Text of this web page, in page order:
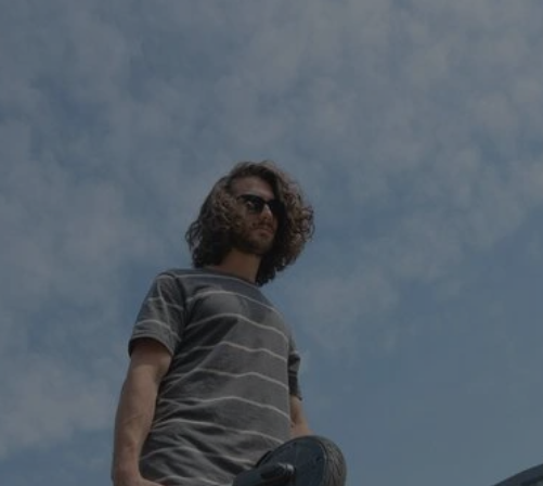
zabezpieczone, jak poruszać się przez witrynę
internetową lub interakcji z jej usług.
30 minut
Ten plik cookie służy do rozróżniania ludzi i botów.
Jest to korzystne dla strony internetowej, ponieważ
umożliwia tworzenie ważnych raportów na temat
korzystania z jej witryny internetowej.
29 minut 59
sekund
Ten plik cookie służy do rozróżniania ludzi i botów.
Jest to korzystne dla strony internetowej, ponieważ
umożliwia tworzenie ważnych raportów na temat
korzystania z jej witryny internetowej.
5 miesięcy 4
tygodnie
Ten plik cookie jest używany do przechowywania
zgody użytkownika i wyboru prywatności dla ich
interakcji z witryną. Rejestruje dane dotyczące
zgody odwiedzającego na różne polityki i
ustawienia prywatności, zapewniając, że ich
preferencje zostaną uhonorowane w przyszłych
sesjach.
4 tygodnie 2 dni
Ten plik cookie jest używany przez usługę Cookie-
Polityce prywatności Google